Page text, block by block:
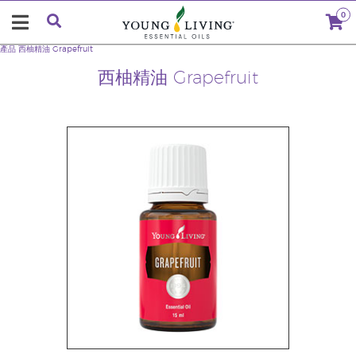
0
西柚精油 Grapefruit
產品 西柚精油 Grapefruit